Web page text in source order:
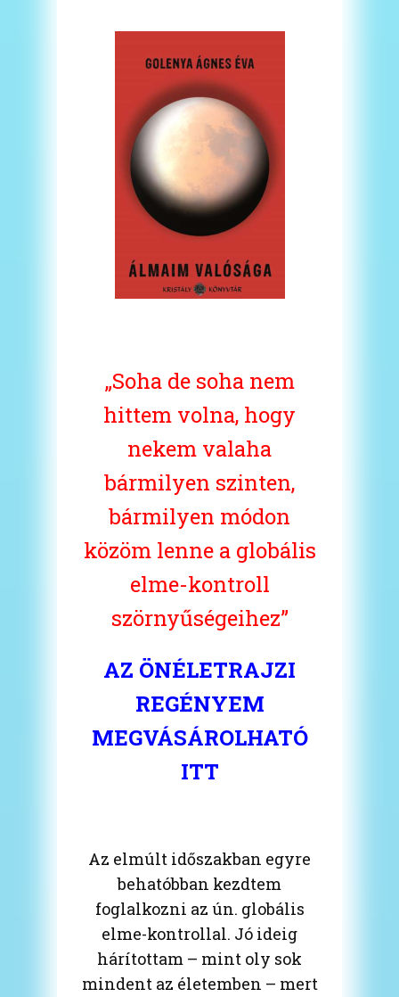
„Soha de soha nem
hittem volna, hogy
nekem valaha
bármilyen szinten,
bármilyen módon
közöm lenne a globális
elme-kontroll
szörnyűségeihez”
AZ ÖNÉLETRAJZI
REGÉNYEM
MEGVÁSÁROLHATÓ
ITT
Az elmúlt időszakban egyre
behatóbban kezdtem
foglalkozni az ún. globális
elme-kontrollal. Jó ideig
hárítottam – mint oly sok
mindent az életemben – mert